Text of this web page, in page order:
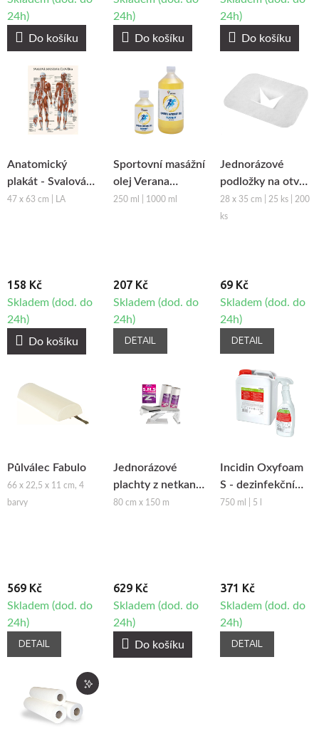
24h)
Do košíku
24h)
Do košíku
24h)
Do košíku
Anatomický
plakát - Svalová
soustava člověka
47 x 63 cm | LA
158 Kč
Skladem (dod. do
24h)
Do košíku
Sportovní masážní
olej Verana
Recovery
250 ml | 1000 ml
207 Kč
Skladem (dod. do
24h)
DETAIL
Jednorázové
podložky na otvor
obličeje z netkané
textilie Fabulo
28 x 35 cm | 25 ks | 200
ks
69 Kč
Skladem (dod. do
24h)
DETAIL
Půlválec Fabulo
66 x 22,5 x 11 cm, 4
barvy
569 Kč
Skladem (dod. do
24h)
DETAIL
Jednorázové
plachty z netkané
textilie
80 cm x 150 m
629 Kč
Skladem (dod. do
24h)
Do košíku
Incidin Oxyfoam
S - dezinfekční
prostředek s
750 ml | 5 l
371 Kč
Skladem (dod. do
24h)
DETAIL